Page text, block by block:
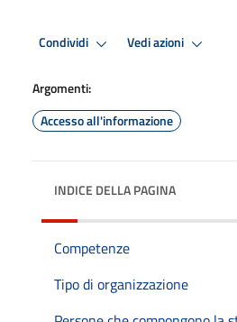
Condividi Vedi azioni
Argomenti:
Accesso all'informazione
INDICE DELLA PAGINA
Competenze
Tipo di organizzazione